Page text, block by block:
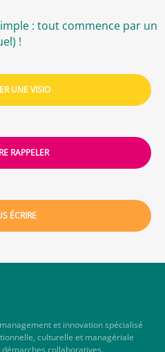
: tout commence par un
!
UNE VISIO
RAPPELER
ÉCRIRE
et innovation spécialisé
culturelle et managériale
collaboratives.